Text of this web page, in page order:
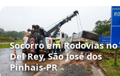
Socorro em Rodovias no
Del Rey, São José dos
Pinhais‑PR